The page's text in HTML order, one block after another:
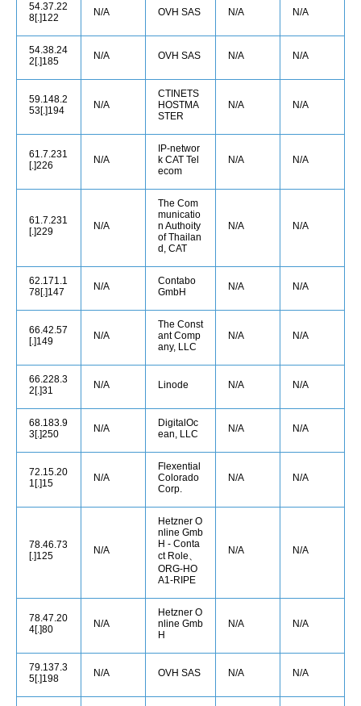
54.37.22
8[.]122
N/A OVH SAS N/A N/A
54.38.24
2[.]185
N/A OVH SAS N/A N/A
59.148.2
53[.]194
N/A
CTINETS
HOSTMA
STER
N/A N/A
61.7.231
[.]226
N/A
IP-networ
k CAT Tel
ecom
N/A N/A
61.7.231
[.]229
N/A
The Com
municatio
n Authoity
of Thailan
d, CAT
N/A N/A
62.171.1
78[.]147
N/A
Contabo
GmbH
N/A N/A
66.42.57
[.]149
N/A
The Const
ant Comp
any, LLC
N/A N/A
66.228.3
2[.]31
N/A Linode N/A N/A
68.183.9
3[.]250
N/A
DigitalOc
ean, LLC
N/A N/A
72.15.20
1[.]15
N/A
Flexential
Colorado
Corp.
N/A N/A
78.46.73
[.]125
N/A
Hetzner O
nline Gmb
H - Conta
ct Role、
ORG-HO
A1-RIPE
N/A N/A
78.47.20
4[.]80
N/A
Hetzner O
nline Gmb
H
N/A N/A
79.137.3
5[.]198
N/A OVH SAS N/A N/A